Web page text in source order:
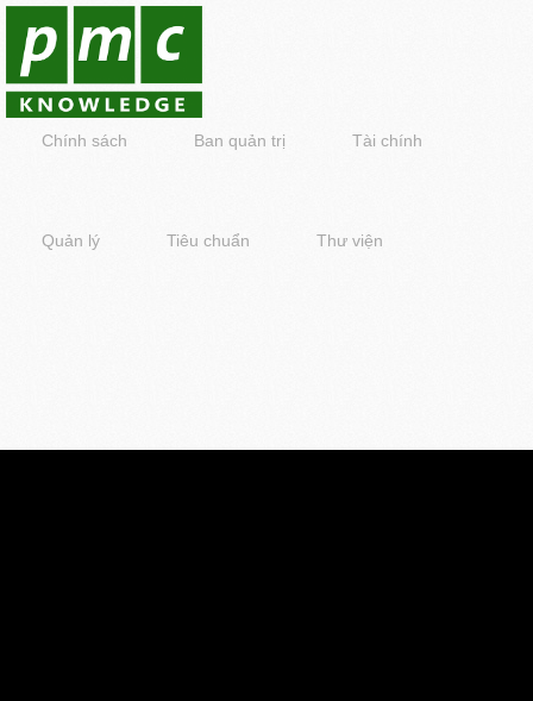
Chính sách Ban quản trị Tài chính
Quản lý Tiêu chuẩn Thư viện